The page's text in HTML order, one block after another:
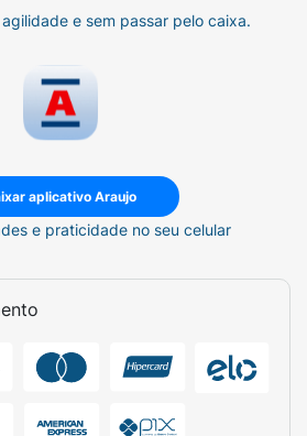
e sem passar pelo caixa.
aplicativo Araujo
e praticidade no seu celular